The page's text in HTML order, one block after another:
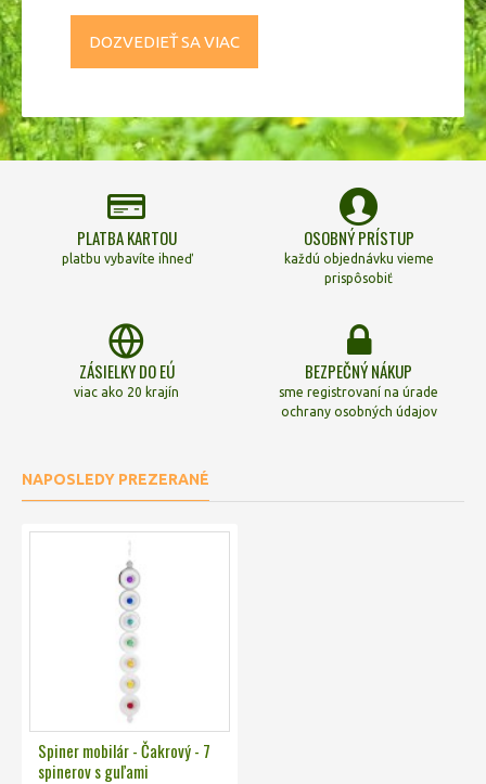
DOZVEDIEŤ SA VIAC
PLATBA KARTOU
platbu vybavíte ihneď
OSOBNÝ PRÍSTUP
každú objednávku vieme
prispôsobiť
ZÁSIELKY DO EÚ
viac ako 20 krajín
BEZPEČNÝ NÁKUP
sme registrovaní na úrade
ochrany osobných údajov
NAPOSLEDY PREZERANÉ
Spiner mobilár - Čakrový - 7
spinerov s guľami